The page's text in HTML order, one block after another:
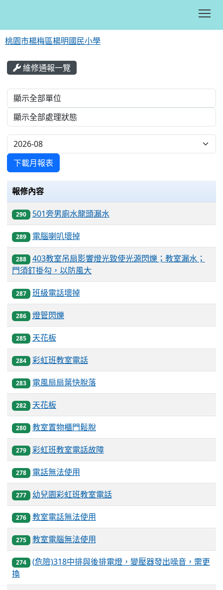
桃園市楊梅區楊明國民小學
維修通報一覽
List Repair
下載月報表
報修內容
290 501旁男廁水龍頭漏水
289 電腦喇叭壞掉
288
403教室吊扇影響燈光致使光源閃爍；教室漏水；
門須釘掛勾，以防風大
287 班級電話壞掉
286 燈管閃爍
285 天花板
284 彩虹班教室電話
283 電風扇扇葉快脫落
282 天花板
280 教室置物櫃門鬆脫
279 彩虹班教室電話故障
278 電話無法使用
277 幼兒園彩虹班教室電話
276 教室電話無法使用
275 教室電腦無法使用
274
(危險)318中排與後排電燈，變壓器發出噪音，需更
換